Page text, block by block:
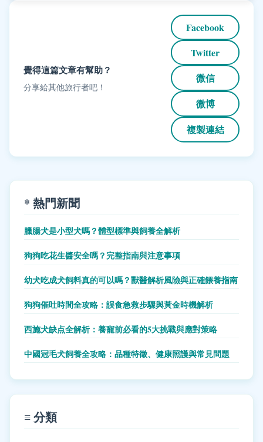
覺得這篇文章有幫助？
分享給其他旅行者吧！
Facebook
Twitter
微信
微博
複製連結
* 熱門新聞
臘腸犬是小型犬嗎？體型標準與飼養全解析
狗狗吃花生醬安全嗎？完整指南與注意事項
幼犬吃成犬飼料真的可以嗎？獸醫解析風險與正確餵養指南
狗狗催吐時間全攻略：誤食急救步驟與黃金時機解析
西施犬缺点全解析：養寵前必看的5大挑戰與應對策略
中國冠毛犬飼養全攻略：品種特徵、健康照護與常見問題
≡ 分類